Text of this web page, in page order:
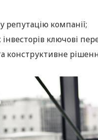
репутацію компанії;
ключові
конструктивне